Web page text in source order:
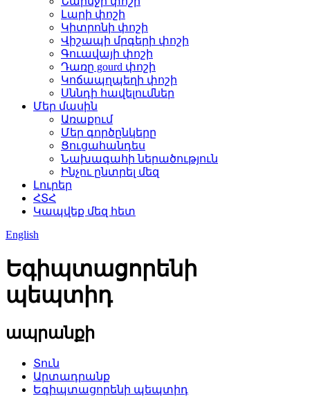
Լարի փոշի
Կիտրոնի փոշի
Վիշապի մրգերի փոշի
Գուավայի փոշի
Դառը gourd փոշի
Կոճապղպեղի փոշի
Սննդի հավելումներ
Մեր մասին
Առաքում
Մեր գործընկերը
Ցուցահանդես
Նախագահի ներածություն
Ինչու ընտրել մեզ
Լուրեր
ՀՏՀ
Կապվեք մեզ հետ
English
Եգիպտացորենի
պեպտիդ
ապրանքի
Տուն
Արտադրանք
Եգիպտացորենի պեպտիդ